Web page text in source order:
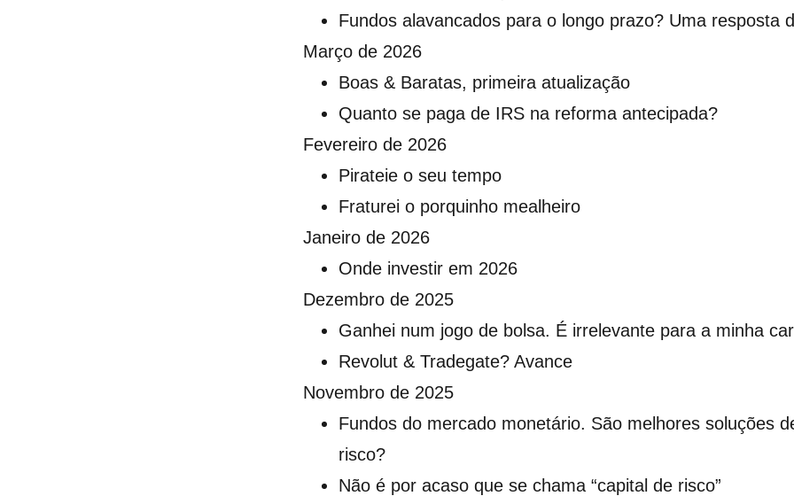
Fundos alavancados para o longo prazo? Uma resposta
Março de 2026
Boas & Baratas, primeira atualização
Quanto se paga de IRS na reforma antecipada?
Fevereiro de 2026
Pirateie o seu tempo
Fraturei o porquinho mealheiro
Janeiro de 2026
Onde investir em 2026
Dezembro de 2025
Ganhei num jogo de bolsa. É irrelevante para a minha
Revolut & Tradegate? Avance
Novembro de 2025
Fundos do mercado monetário. São melhores soluções
risco?
Não é por acaso que se chama “capital de risco”